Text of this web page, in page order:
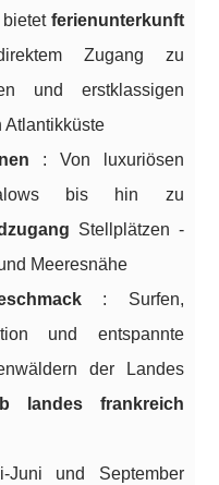
ferienunterkunft
Zugang zu
und erstklassigen
Atlantikküste
: Von luxuriösen
bis hin zu
Stellplätzen -
Meeresnähe
: Surfen,
und entspannte
der Landes
landes frankreich
Juni und September